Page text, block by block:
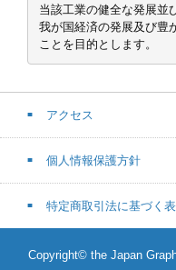
当該工業の健全な発展並
我が国経済の発展及び豊
ことを目的とします。
アクセス
個人情報保護方針
特定商取引法に基づく
Copyright© the Japan